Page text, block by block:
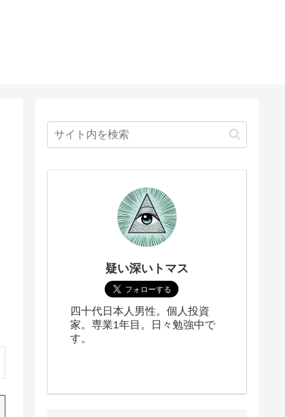
疑い深いトマス
四十代日本人男性。個人投資
家。専業1年目。日々勉強中で
す。